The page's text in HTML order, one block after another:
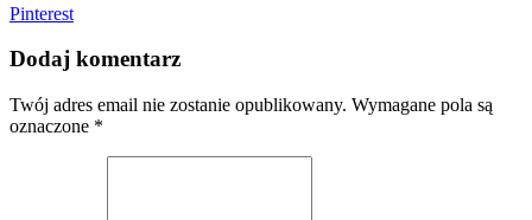
Pinterest
Dodaj komentarz
Twój adres email nie zostanie opublikowany. Wymagane pola są
oznaczone *